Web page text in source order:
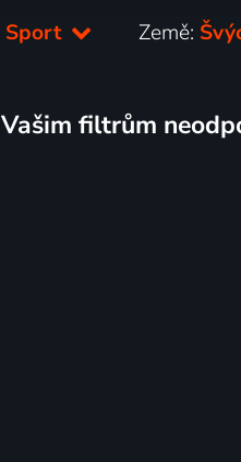
Sport Země:
Vašim filtrům